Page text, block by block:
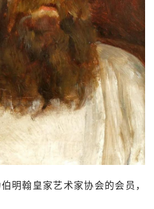
注册
明翰皇家艺术家协会的会员，